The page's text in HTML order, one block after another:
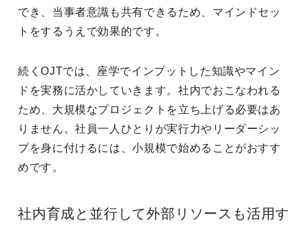
でき、当事者意識も共有できるため、マインドセッ
トをするうえで効果的です。
続くOJTでは、座学でインプットした知識やマイン
ドを実務に活かしていきます。社内でおこなわれる
ため、大規模なプロジェクトを立ち上げる必要はあ
りません。社員一人ひとりが実行力やリーダーシッ
プを身に付けるには、小規模で始めることがおすす
めです。
社内育成と並行して外部リソースも活用す